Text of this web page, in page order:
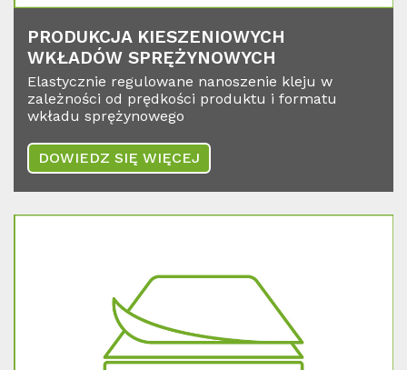
PRO­DUK­C­JA KIES­ZE­NIO­WYCH
WKŁADÓW SPRĘŻYNO­WYCH
Elastycznie regulowane nanoszenie kleju w
zależności od prędkości produktu i formatu
wkładu sprężynowego
DOWIEDZ SIĘ WIĘCEJ